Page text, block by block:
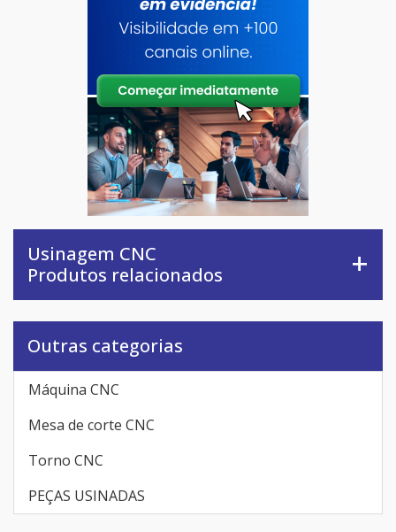
Usinagem CNC
Produtos relacionados
Outras categorias
Máquina CNC
Mesa de corte CNC
Torno CNC
PEÇAS USINADAS